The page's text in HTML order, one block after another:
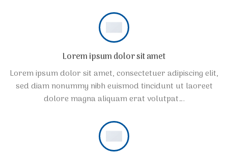
Lorem ipsum dolor sit amet
Lorem ipsum dolor sit amet, consectetuer adipiscing elit,
sed diam nonummy nibh euismod tincidunt ut laoreet
dolore magna aliquam erat volutpat….